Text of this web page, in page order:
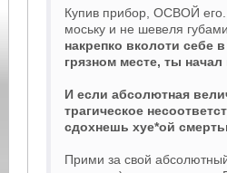
Купив прибор, ОСВОЙ
моську и не шевеля
накрепко вколоти себе
грязном месте, ты начал
И если абсолютная
трагическое
сдохнешь хуе*ой
Прими за свой